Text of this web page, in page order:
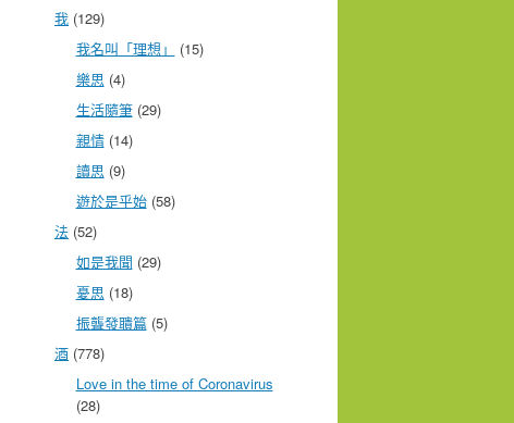
我 (129)
我名叫「理想」
(15)
樂思 (4)
生活隨筆(29)
親情(14)
讀思 (9)
遊於是乎始(58)
法 (52)
如是我聞 (29)
憂思 (18)
振聾發聵篇(5)
酒 (778)
Love in the time of Coronavirus
(28)